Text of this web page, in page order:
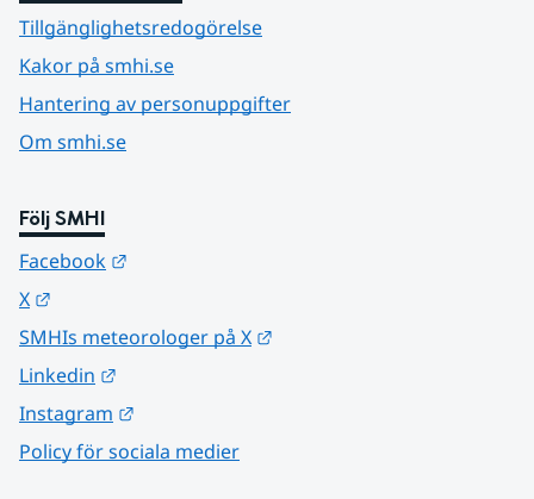
Tillgänglighetsredogörelse
Kakor på smhi.se
Hantering av personuppgifter
Om smhi.se
Följ SMHI
Facebook
X
SMHIs meteorologer på X
Linkedin
Instagram
Policy för sociala medier